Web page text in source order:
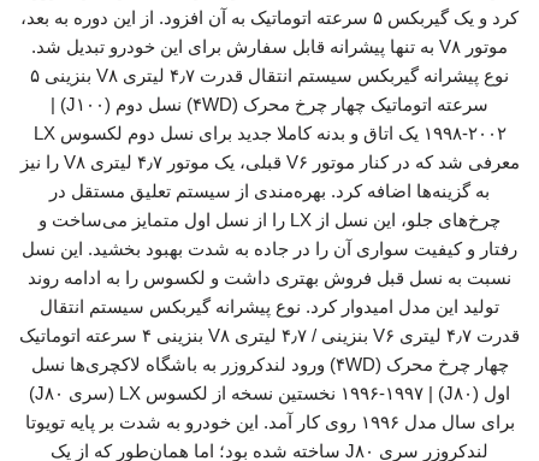
کرد و یک گیربکس ۵ سرعته اتوماتیک به آن افزود. از این دوره به بعد،
موتور V۸ به تنها پیشرانه قابل سفارش برای این خودرو تبدیل شد.
نوع پیشرانه گیربکس سیستم انتقال قدرت ۴٫۷ لیتری V۸ بنزینی ۵
سرعته اتوماتیک چهار چرخ محرک (۴WD) نسل دوم (J۱۰۰) |
۱۹۹۸-۲۰۰۲ یک اتاق و بدنه کاملا جدید برای نسل دوم لکسوس LX
معرفی شد که در کنار موتور V۶ قبلی، یک موتور ۴٫۷ لیتری V۸ را نیز
به گزینه‌ها اضافه کرد. بهره‌مندی از سیستم تعلیق مستقل در
چرخ‌های جلو، این نسل از LX را از نسل اول متمایز می‌ساخت و
رفتار و کیفیت سواری آن را در جاده به شدت بهبود بخشید. این نسل
نسبت به نسل قبل فروش بهتری داشت و لکسوس را به ادامه روند
تولید این مدل امیدوار کرد. نوع پیشرانه گیربکس سیستم انتقال
قدرت ۴٫۷ لیتری V۶ بنزینی / ۴٫۷ لیتری V۸ بنزینی ۴ سرعته اتوماتیک
چهار چرخ محرک (۴WD) ورود لندکروزر به باشگاه لاکچری‌ها نسل
اول (J۸۰) | ۱۹۹۶-۱۹۹۷ نخستین نسخه از لکسوس LX (سری J۸۰)
برای سال مدل ۱۹۹۶ روی کار آمد. این خودرو به شدت بر پایه تویوتا
لندکروزر سری J۸۰ ساخته شده بود؛ اما همان‌طور که از یک